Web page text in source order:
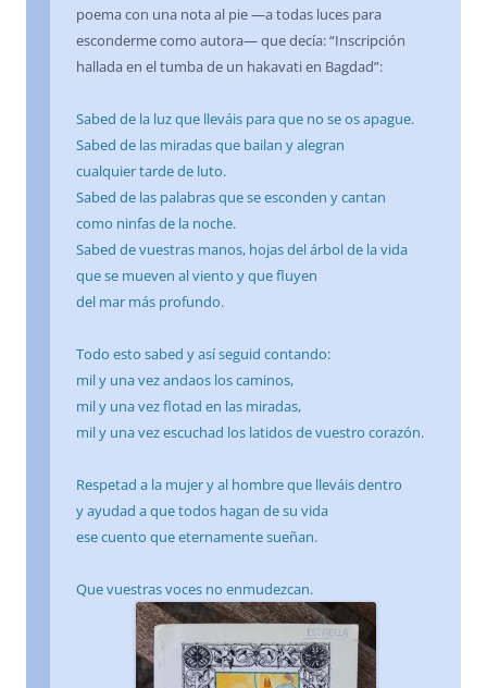
poema con una nota al pie —a todas luces para
esconderme como autora— que decía: “Inscripción
hallada en el tumba de un hakavati en Bagdad”:
Sabed de la luz que lleváis para que no se os apague.
Sabed de las miradas que bailan y alegran
cualquier tarde de luto.
Sabed de las palabras que se esconden y cantan
como ninfas de la noche.
Sabed de vuestras manos, hojas del árbol de la vida
que se mueven al viento y que fluyen
del mar más profundo.
Todo esto sabed y así seguid contando:
mil y una vez andaos los caminos,
mil y una vez flotad en las miradas,
mil y una vez escuchad los latidos de vuestro corazón.
Respetad a la mujer y al hombre que lleváis dentro
y ayudad a que todos hagan de su vida
ese cuento que eternamente sueñan.
Que vuestras voces no enmudezcan.